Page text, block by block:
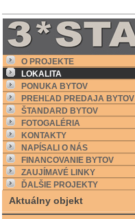
O PROJEKTE
LOKALITA
PONUKA BYTOV
PREHĽAD PREDAJA BYTOV
ŠTANDARD BYTOV
FOTOGALÉRIA
KONTAKTY
NAPÍSALI O NÁS
FINANCOVANIE BYTOV
ZAUJÍMAVÉ LINKY
ĎALŠIE PROJEKTY
Aktuálny objekt